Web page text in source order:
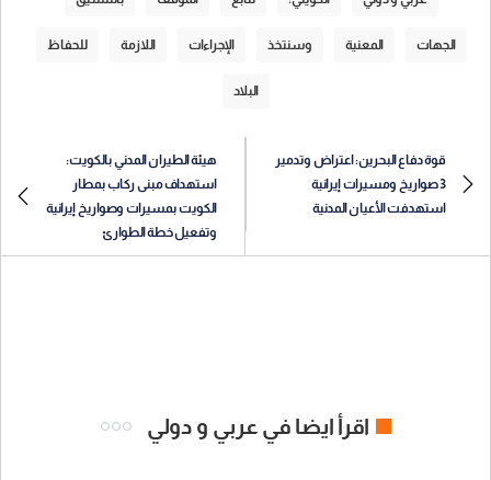
الجهات المعنية وسنتخذ الإجراءات اللازمة للحفاظ
البلاد
قوة دفاع البحرين: اعتراض وتدمير
3 صواريخ ومسيرات إيرانية
استهدفت الأعيان المدنية
هيئة الطيران المدني بالكويت:
استهداف مبنى ركاب بمطار
الكويت بمسيرات وصواريخ إيرانية
وتفعيل خطة الطوارئ
اقرأ ايضا في عربي و دولي